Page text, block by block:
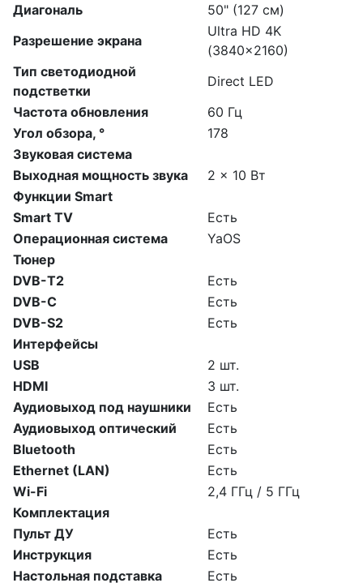
Диагональ
50" (127 см)
Разрешение экрана
Ultra HD 4K
(3840x2160)
Тип светодиодной
подстветки
Direct LED
Частота обновления
60 Гц
Угол обзора, °
178
Звуковая система
Выходная мощность звука
2 x 10 Вт
Функции Smart
Smart TV
Есть
Операционная система
YaOS
Тюнер
DVB-T2
Есть
DVB-C
Есть
DVB-S2
Есть
Интерфейсы
USB
2 шт.
HDMI
3 шт.
Аудиовыход под наушники
Есть
Аудиовыход оптический
Есть
Bluetooth
Есть
Ethernet (LAN)
Есть
Wi-Fi
2,4 ГГц / 5 ГГц
Комплектация
Пульт ДУ
Есть
Инструкция
Есть
Настольная подставка
Есть